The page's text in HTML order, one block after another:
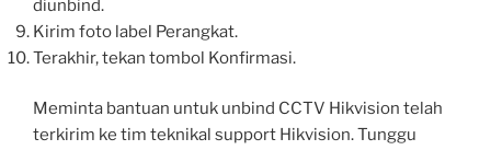
diunbind.
Kirim foto label Perangkat.
Terakhir, tekan tombol Konfirmasi.
Meminta bantuan untuk unbind CCTV Hikvision telah
terkirim ke tim teknikal support Hikvision. Tunggu